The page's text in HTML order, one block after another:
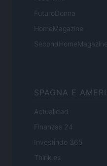
FuturoDonna
HomeMagazine
SecondHomeMagazine
SPAGNA E
Actualidad
Finanzas 24
Investindo 365
Think.es